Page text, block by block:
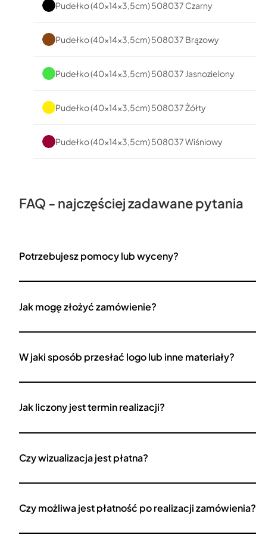
Pudełko (40x14x3,5cm) 508037 Czarny
Pudełko (40x14x3,5cm) 508037 Brązowy
Pudełko (40x14x3,5cm) 508037 Jasnozielony
Pudełko (40x14x3,5cm) 508037 Żółty
Pudełko (40x14x3,5cm) 508037 Wiśniowy
FAQ - najczęściej zadawane pytania
Potrzebujesz pomocy lub wyceny?
Jak mogę złożyć zamówienie?
W jaki sposób przesłać logo lub inne materiały?
Jak liczony jest termin realizacji?
Czy wizualizacja jest płatna?
Czy możliwa jest płatność po realizacji zamówienia?